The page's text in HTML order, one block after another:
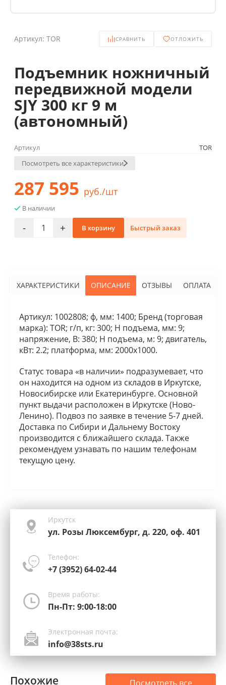
Артикул: TOR СРАВНИТЬ ОТЛОЖИТЬ
Подъемник ножничный
передвижной модели
SJY 300 кг 9 м
(автономный)
Артикул
TOR
Посмотреть все характеристики
287 595 руб./шт
В наличии
- + В корзину Быстрый заказ
ХАРАКТЕРИСТИКИ ОПИСАНИЕ ОТЗЫВЫ ОПЛАТА
Артикул: 1002808; ф, мм: 1400; Бренд (торговая
марка): TOR; г/п, кг: 300; Н подъема, мм: 9;
напряжение, В: 380; Н подъема, м: 9; двигатель,
кВт: 2.2; платформа, мм: 2000х1000.
Статус товара «в наличии» подразумевает, что
он находится на одном из складов в Иркутске,
Новосибирске или Екатеринбурге. Основной
пункт выдачи расположен в Иркутске (Ново-
Ленино). Подвоз по заявке в течение 5-7 дней.
Доставка по Сибири и Дальнему Востоку
производится с ближайшего склада. Также
рекомендуем узнавать по нашим телефонам
текущую цену.
Иркутск
ул. Розы Люксембург, д. 220, оф. 401
Телефон:
+7 (3952) 64-02-44
Время работы:
Пн-Пт: 9:00-18:00
Электронная почта:
info@38sts.ru
Похожие